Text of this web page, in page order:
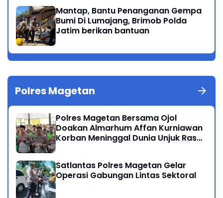
Mantap, Bantu Penanganan Gempa
Bumi Di Lumajang, Brimob Polda
Jatim berikan bantuan
Polres Magetan
Polres Magetan Bersama Ojol
Doakan Almarhum Affan Kurniawan
Korban Meninggal Dunia Unjuk Rasa
Satlantas Polres Magetan Gelar
Operasi Gabungan Lintas Sektoral